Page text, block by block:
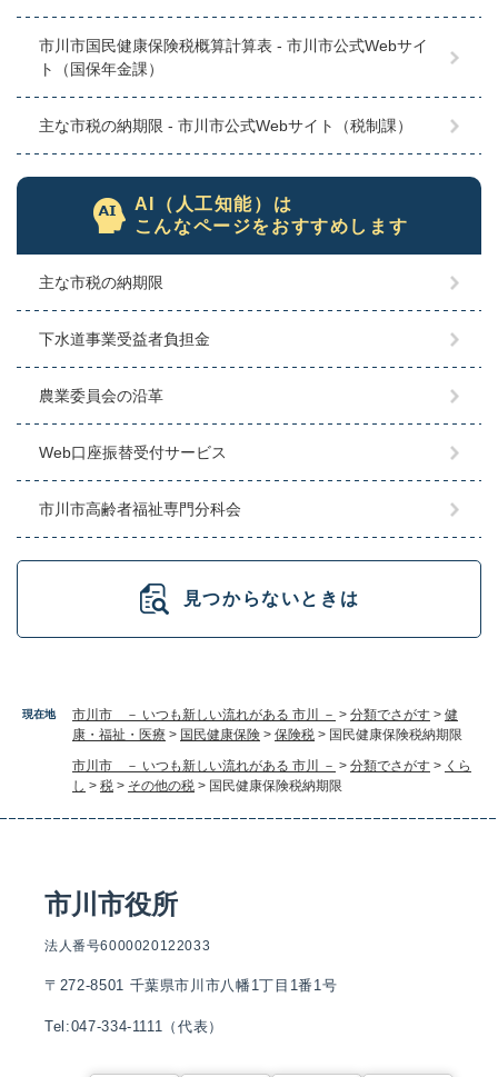
現在地 市川市 － いつも新しい流れがある 市川 － > 分類でさがす > 健
康・福祉・医療 > 国民健康保険 > 保険税 > 国民健康保険税納期限
市川市 － いつも新しい流れがある 市川 － > 分類でさがす > くら
し > 税 > その他の税 > 国民健康保険税納期限
市川市国民健康保険税概算計算表 - 市川市公式Webサイ
ト（国保年金課）
主な市税の納期限 - 市川市公式Webサイト（税制課）
AI（人工知能）は
こんなページをおすすめします
主な市税の納期限
下水道事業受益者負担金
農業委員会の沿革
Web口座振替受付サービス
市川市高齢者福祉専門分科会
見つからないときは
市川市役所
法人番号6000020122033
〒272-8501 千葉県市川市八幡1丁目1番1号
Tel:047-334-1111（代表）